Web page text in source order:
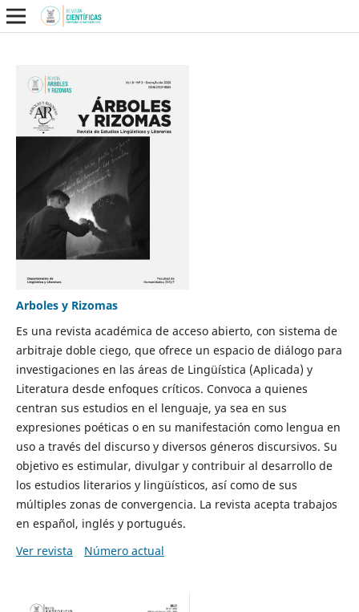
Arboles y Rizomas
Es una revista académica de acceso abierto, con sistema de
arbitraje doble ciego, que ofrece un espacio de diálogo para
investigaciones en las áreas de Lingüística (Aplicada) y
Literatura desde enfoques críticos. Convoca a quienes
centran sus estudios en el lenguaje, ya sea en sus
expresiones poéticas o en su manifestación como lengua en
uso a través del discurso y diversos géneros discursivos. Su
objetivo es estimular, divulgar y contribuir al desarrollo de
los estudios literarios y lingüísticos, así como de sus
múltiples zonas de convergencia. La revista acepta trabajos
en español, inglés y portugués.
Ver revista
Número actual